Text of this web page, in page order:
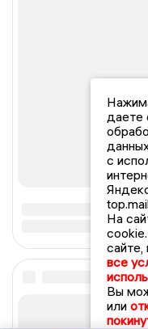
даете
с
На
сайте,
все
Вы
или